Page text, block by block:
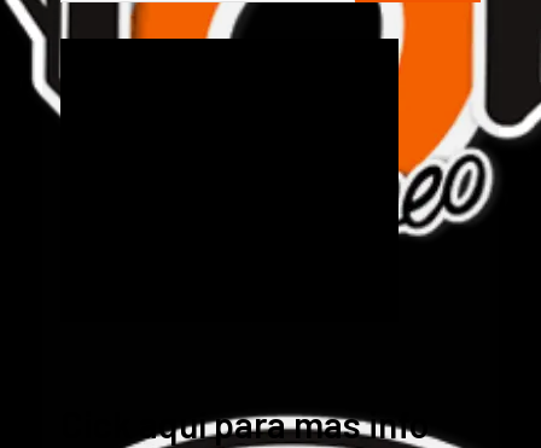
Cick aquí para mas info